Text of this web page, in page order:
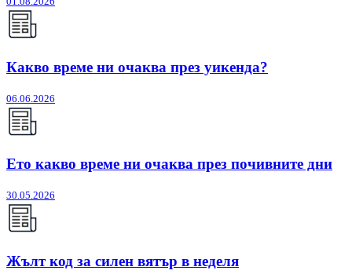
Какво време ни очаква през уикенда?
06.06.2026
Ето какво време ни очаква през почивните дни
30.05.2026
Жълт код за силен вятър в неделя